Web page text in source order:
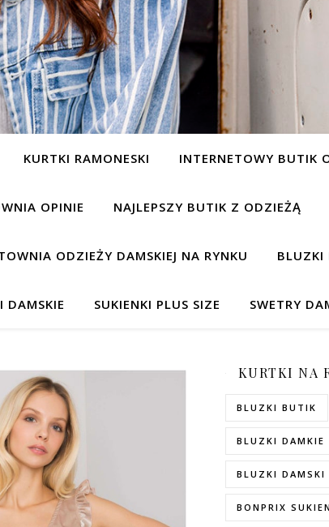
KURTKI RAMONESKI INTERNETOWY BUTIK
OPINIE NAJLEPSZY BUTIK Z ODZIEŻĄ
ODZIEŻY DAMSKIEJ NA RYNKU BLUZKI
DAMSKIE SUKIENKI PLUS SIZE SWETRY
KURTKI NA
BLUZKI BUTIK
BLUZKI DAMKIE
BLUZKI DAMSKI
BONPRIX